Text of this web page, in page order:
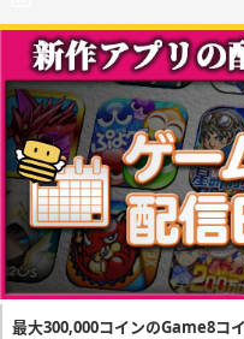
最大300,000コインのGame8コ